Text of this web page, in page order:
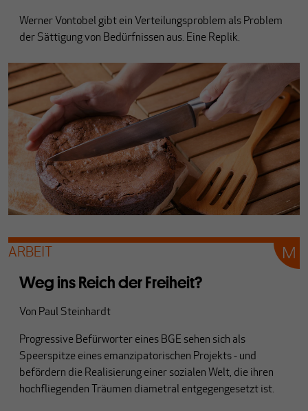
Werner Vontobel gibt ein Verteilungsproblem als Problem
der Sättigung von Bedürfnissen aus. Eine Replik.
ARBEIT
Weg ins Reich der Freiheit?
Von Paul Steinhardt
Progressive Befürworter eines BGE sehen sich als
Speerspitze eines emanzipatorischen Projekts - und
befördern die Realisierung einer sozialen Welt, die ihren
hochfliegenden Träumen diametral entgegengesetzt ist.